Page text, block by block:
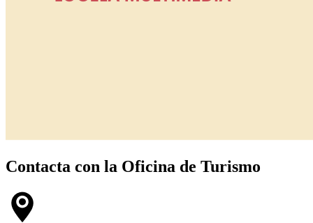
Contacta con la Oficina de Turismo